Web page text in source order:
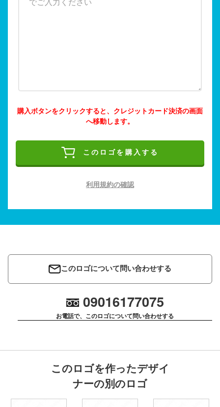
購入ボタンをクリックすると、クレジットカード決済の画面
へ移動します。
このロゴを購入する
利用規約の確認
このロゴについて問い合わせする
09016177075
お電話で、このロゴについて問い合わせする
このロゴを作ったデザイ
ナーの別のロゴ